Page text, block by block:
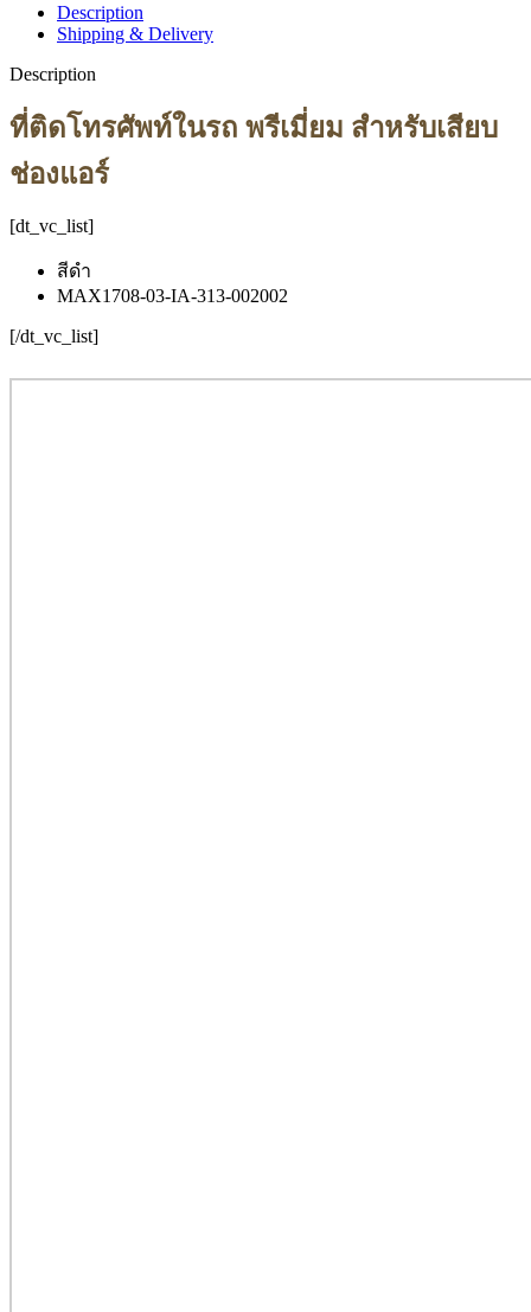
Description
Shipping & Delivery
Description
ที่ติดโทรศัพท์ในรถ พรีเมี่ยม สำหรับเสียบ
ช่องแอร์
[dt_vc_list]
สีดำ
MAX1708-03-IA-313-002002
[/dt_vc_list]